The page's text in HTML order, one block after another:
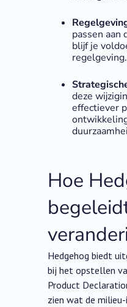
passen aan
blijf je
regelgeving.
deze
effectiever
Hoe
Hedgehog biedt
bij het opstellen
Product
zien wat de